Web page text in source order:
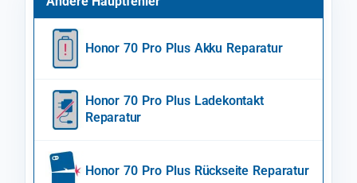
Honor 70 Pro Plus Akku Reparatur
Honor 70 Pro Plus Ladekontakt
Reparatur
Honor 70 Pro Plus Rückseite Reparatur